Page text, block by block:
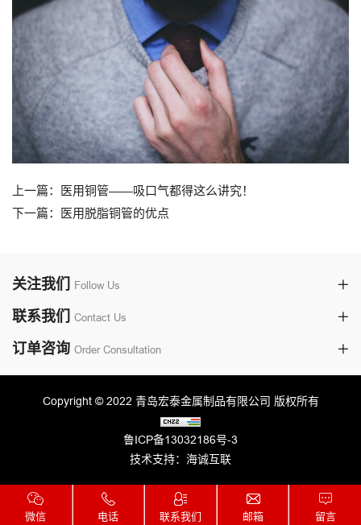
上一篇：医用铜管——吸口气都得这么讲究！
下一篇：医用脱脂铜管的优点
关注我们 Follow Us
联系我们 Contact Us
订单咨询 Order Consultation
Copyright © 2022 青岛宏泰金属制品有限公司 版权所有
鲁ICP备13032186号-3
技术支持：海诚互联
微信 电话 联系我们 邮箱 留言